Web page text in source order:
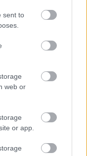
sent to
web or
or app.
1909.1350)
AMD Ryzen 7
2070 8GB vagy
ray tracing